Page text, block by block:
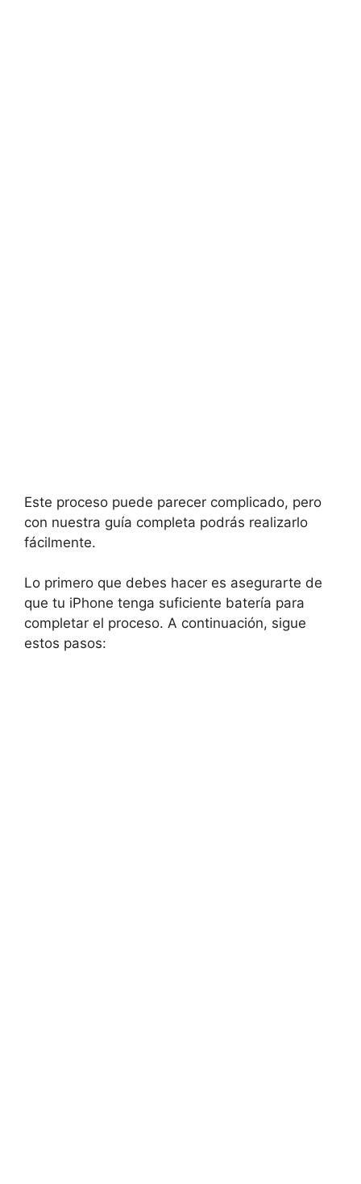
Este proceso puede parecer complicado, pero
con nuestra guía completa podrás realizarlo
fácilmente.
Lo primero que debes hacer es asegurarte de
que tu iPhone tenga suficiente batería para
completar el proceso. A continuación, sigue
estos pasos: